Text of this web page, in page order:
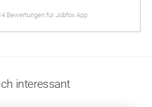
Bewertungen für Jobfox App
interessant